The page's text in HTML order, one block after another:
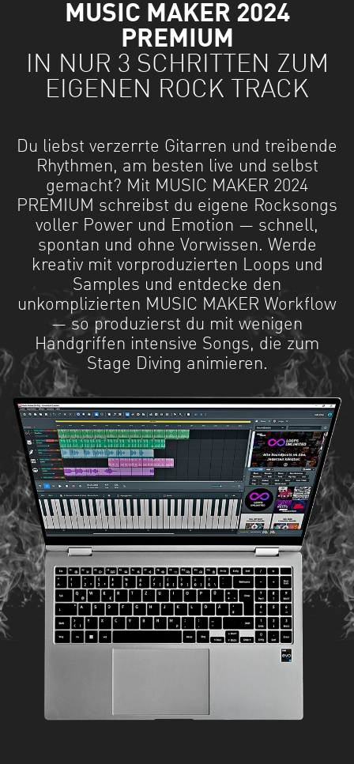
MUSIC MAKER 2024
PREMIUM
IN NUR 3 SCHRITTEN ZUM
EIGENEN ROCK TRACK
Du liebst verzerrte Gitarren und treibende
Rhythmen, am besten live und selbst
gemacht? Mit MUSIC MAKER 2024
PREMIUM schreibst du eigene Rocksongs
voller Power und Emotion — schnell,
spontan und ohne Vorwissen. Werde
kreativ mit vorproduzierten Loops und
Samples und entdecke den
unkomplizierten MUSIC MAKER Workflow
— so produzierst du mit wenigen
Handgriffen intensive Songs, die zum
Stage Diving animieren.